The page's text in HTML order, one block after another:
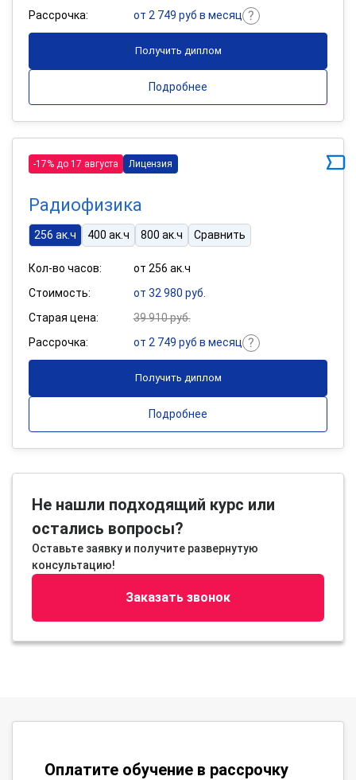
Рассрочка: от 2 749 руб в месяц
Получить диплом
Подробнее
-17% до 17 августа Лицензия
Радиофизика
256 ак.ч 400 ак.ч 800 ак.ч Сравнить
Кол-во часов:
от 256 ак.ч
Стоимость:
от 32 980 руб.
Старая цена:
39 910 руб.
Рассрочка:
от 2 749 руб в месяц
Получить диплом
Подробнее
Не нашли подходящий курс или
остались вопросы?
Оставьте заявку и получите развернутую
консультацию!
Заказать звонок
Оплатите обучение в рассрочку